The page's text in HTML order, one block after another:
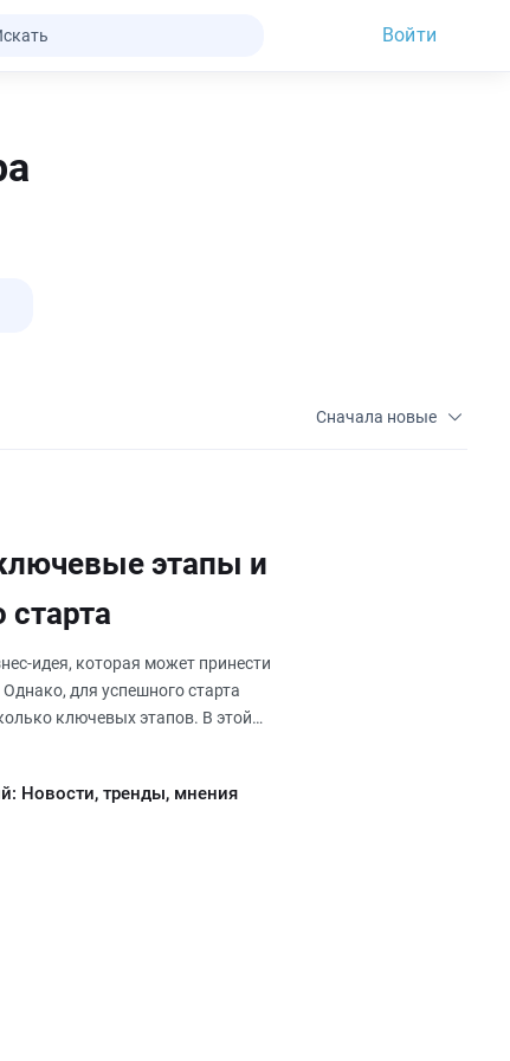
Войти
Сначала новые
этапы и
идея, которая может принести
для успешного старта
ключевых этапов. В этой
Новости, тренды, мнения